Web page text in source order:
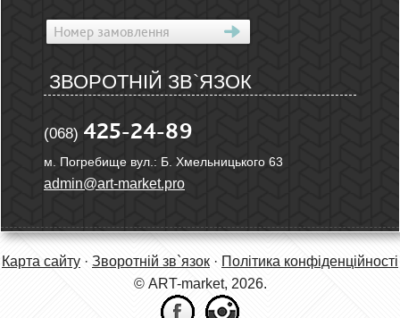
ЗВОРОТНІЙ ЗВ`ЯЗОК
(068) 425-24-89
м. Погребище вул.: Б. Хмельницького 63
admin@art-market.pro
Карта сайту · Зворотній зв`язок · Політика конфіденційності
© ART-market, 2026.